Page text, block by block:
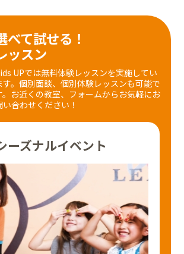
べて試せる！
ッスン
UPでは無料体験レッスンを実施してい
す。個別面談、個別体験レッスンも可能で
お近くの教室、フォームからお気軽にお
い合わせください！
ーズナルイベント